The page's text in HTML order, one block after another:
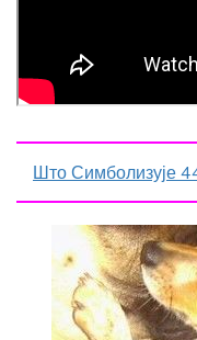
Што Симболизује